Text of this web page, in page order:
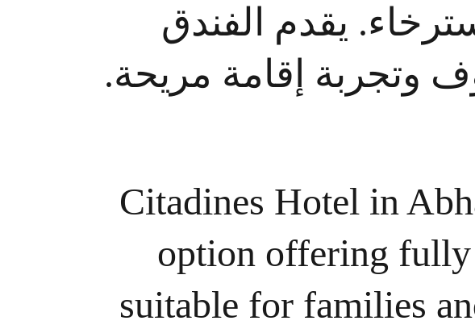
يقدم الفندق
وتجربة إقامة مريحة.
Citadines Hotel in
option offering fully
suitable for families